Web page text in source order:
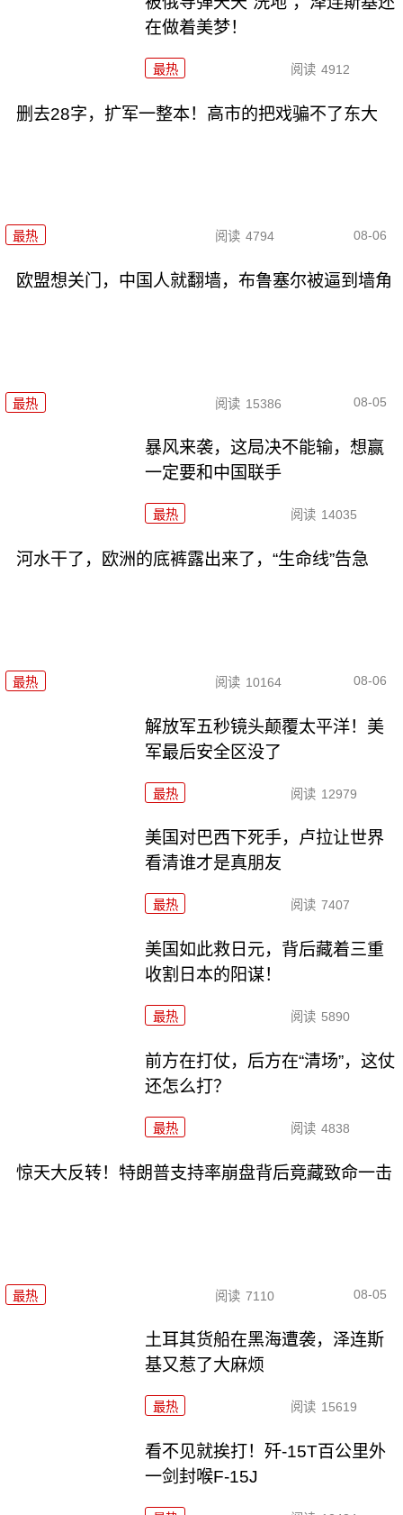
在做着美梦！
最热 阅读 4912
删去28字，扩军一整本！高市的把戏骗不了东大
最热 阅读 4794 08-06
欧盟想关门，中国人就翻墙，布鲁塞尔被逼到墙角
最热 阅读 15386 08-05
暴风来袭，这局决不能输，想赢
一定要和中国联手
最热 阅读 14035
河水干了，欧洲的底裤露出来了，“生命线”告急
最热 阅读 10164 08-06
解放军五秒镜头颠覆太平洋！美
军最后安全区没了
最热 阅读 12979
美国对巴西下死手，卢拉让世界
看清谁才是真朋友
最热 阅读 7407
美国如此救日元，背后藏着三重
收割日本的阳谋！
最热 阅读 5890
前方在打仗，后方在“清场”，这仗
还怎么打？
最热 阅读 4838
惊天大反转！特朗普支持率崩盘背后竟藏致命一击
最热 阅读 7110 08-05
土耳其货船在黑海遭袭，泽连斯
基又惹了大麻烦
最热 阅读 15619
看不见就挨打！歼-15T百公里外
一剑封喉F-15J